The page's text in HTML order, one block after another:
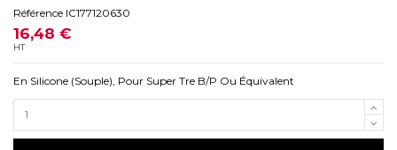
Référence IC177120630
16,48 €
HT
En Silicone (Souple), Pour Super Tre B/P Ou Équivalent